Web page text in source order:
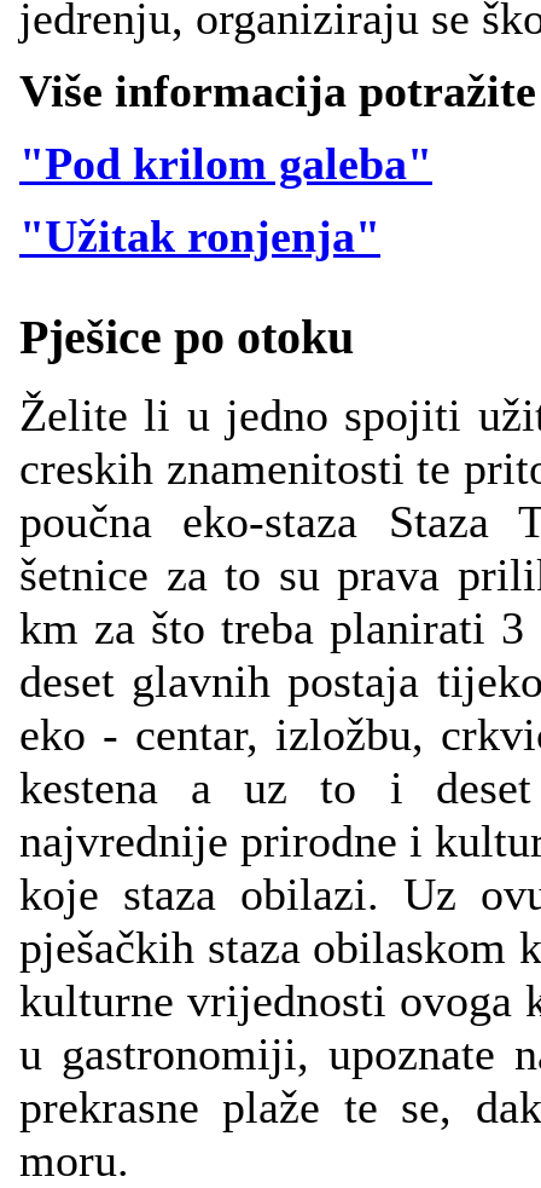
jedrenju, organiziraju se
Više informacija
"Pod krilom galeba"
"Užitak ronjenja"
Pješice po otoku
Želite li u jedno spojiti
creskih znamenitosti te
poučna eko-staza Staza
šetnice za to su prava
km za što treba planirati 3
deset glavnih postaja
eko - centar, izložbu,
kestena a uz to i deset
najvrednije prirodne i
koje staza obilazi. Uz
pješačkih staza obilaskom
kulturne vrijednosti ovoga
u gastronomiji, upoznate
prekrasne plaže te se,
moru.